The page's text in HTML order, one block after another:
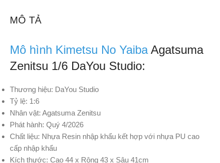
MÔ TẢ
Mô hình Kimetsu No YaibaAgatsuma
Zenitsu 1/6 DaYou Studio:
Thương hiệu: DaYou Studio
Tỷ lệ: 1:6
Nhân vật: Agatsuma Zenitsu
Phát hành: Quý 4/2026
Chất liệu: Nhựa Resin nhập khẩu kết hợp với nhựa PU cao
cấp nhập khẩu
Kích thước: Cao 44 x Rộng 43 x Sâu 41cm